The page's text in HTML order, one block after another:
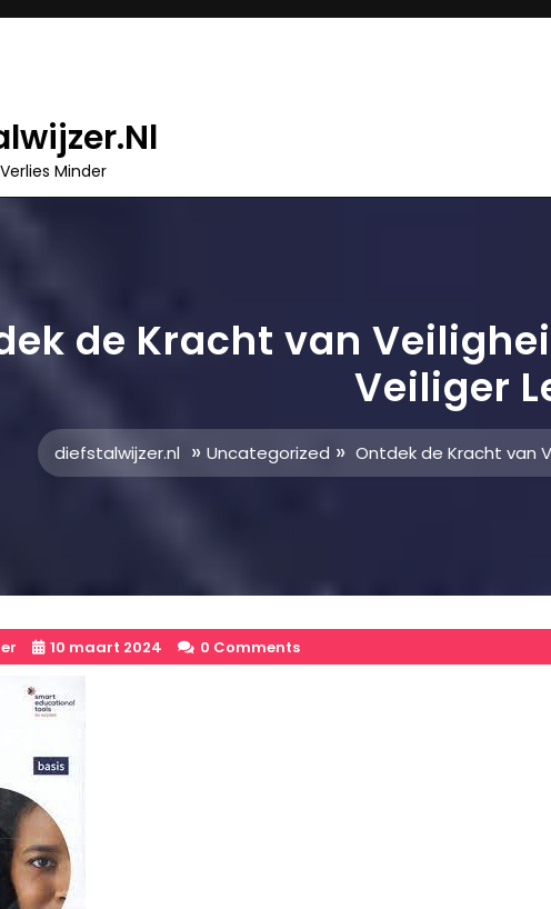
Minder
de Kracht van
Veiliger
diefstalwijzer.nl » Uncategorized » Ontdek de Kracht van
10 maart 2024 0 Comments